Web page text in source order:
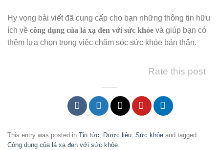
Hy vọng bài viết đã cung cấp cho bạn những thông tin hữu
ích về công dụng của lá xạ đen với sức khỏe và giúp bạn có
thêm lựa chọn trong việc chăm sóc sức khỏe bản thân.
Rate this post
This entry was posted in Tin tức, Dược liệu, Sức khỏe and tagged
Công dụng của lá xạ đen với sức khỏe.